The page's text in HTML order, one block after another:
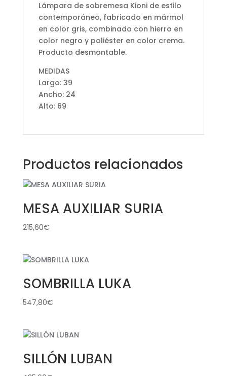
Lámpara de sobremesa Kioni de estilo
contemporáneo, fabricado en mármol
en color gris, combinado con hierro en
color negro y poliéster en color crema.
Producto desmontable.
MEDIDAS
Largo: 39
Ancho: 24
Alto: 69
Productos relacionados
MESA AUXILIAR SURIA
215,60€
SOMBRILLA LUKA
547,80€
SILLÓN LUBAN